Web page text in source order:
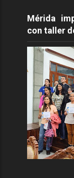
Mérida
con taller